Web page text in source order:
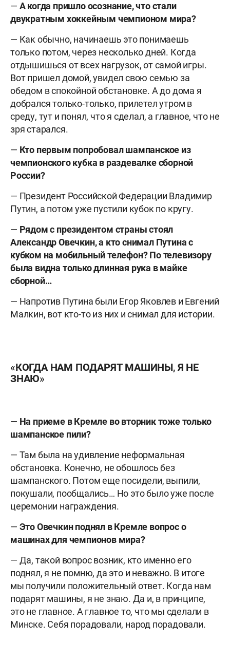
— А когда пришло осознание, что стали
двукратным хоккейным чемпионом мира?
— Как обычно, начинаешь это понимаешь
только потом, через несколько дней. Когда
отдышишься от всех нагрузок, от самой игры.
Вот пришел домой, увидел свою семью за
обедом в спокойной обстановке. А до дома я
добрался только-только, прилетел утром в
среду, тут и понял, что я сделал, а главное, что не
зря старался.
— Кто первым попробовал шампанское из
чемпионского кубка в раздевалке сборной
России?
— Президент Российской Федерации Владимир
Путин, а потом уже пустили кубок по кругу.
— Рядом с президентом страны стоял
Александр Овечкин, а кто снимал Путина с
кубком на мобильный телефон? По телевизору
была видна только длинная рука в майке
сборной…
— Напротив Путина были Егор Яковлев и Евгений
Малкин, вот кто-то из них и снимал для истории.
«КОГДА НАМ ПОДАРЯТ МАШИНЫ, Я НЕ
ЗНАЮ»
— На приеме в Кремле во вторник тоже только
шампанское пили?
— Там была на удивление неформальная
обстановка. Конечно, не обошлось без
шампанского. Потом еще посидели, выпили,
покушали, пообщались… Но это было уже после
церемонии награждения.
— Это Овечкин поднял в Кремле вопрос о
машинах для чемпионов мира?
— Да, такой вопрос возник, кто именно его
поднял, я не помню, да это и неважно. В итоге
мы получили положительный ответ. Когда нам
подарят машины, я не знаю. Да и, в принципе,
это не главное. А главное то, что мы сделали в
Минске. Себя порадовали, народ порадовали.